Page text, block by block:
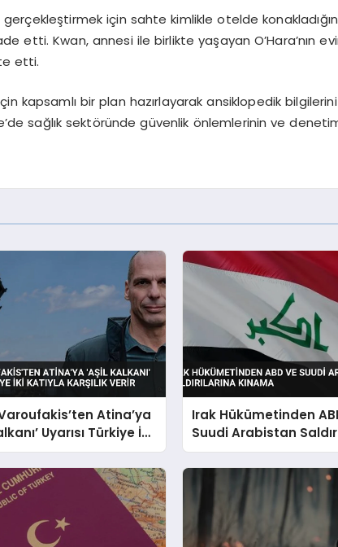
gerçekleştirmek için sahte kimlikle otelde
etti. Kwan, annesi ile birlikte yaşayan O’Hara’nın
etti.
kapsamlı bir plan hazırlayarak ansiklopedik bilgilerini
sağlık sektöründe güvenlik önlemlerinin ve
Atina’ya
Uyarısı Türkiye İki
Karşılık Verir
Irak Hükümetinden
Suudi Arabistan
Kınama